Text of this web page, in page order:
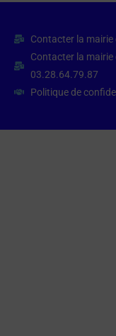
Contacter la
Contacter la mairie
03.28.64.79.87
Politique de